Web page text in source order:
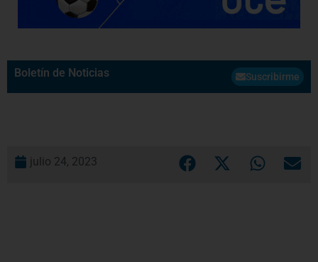
Boletín de Noticias Suscribirme
julio 24, 2023